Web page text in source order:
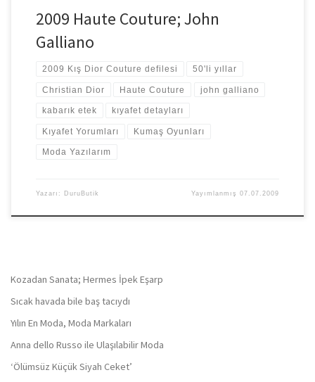
2009 Haute Couture; John
Galliano
2009 Kış Dior Couture defilesi 50'li yıllar
Christian Dior Haute Couture john galliano
kabarık etek kıyafet detayları
Kıyafet Yorumları Kumaş Oyunları
Moda Yazılarım
Yazarı: DuruButik Yayımlanmış07.07.2009
Kozadan Sanata; Hermes İpek Eşarp
Sıcak havada bile baş tacıydı
Yılın En Moda, Moda Markaları
Anna dello Russo ile Ulaşılabilir Moda
‘Ölümsüz Küçük Siyah Ceket’